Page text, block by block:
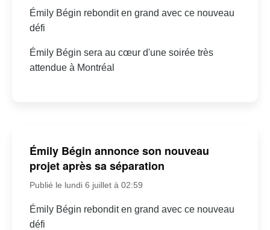
Émily Bégin rebondit en grand avec ce nouveau
défi
Émily Bégin sera au cœur d'une soirée très
attendue à Montréal
Émily Bégin annonce son nouveau
projet après sa séparation
Publié le lundi 6 juillet à 02:59
Émily Bégin rebondit en grand avec ce nouveau
défi